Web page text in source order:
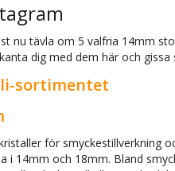
nu tävla om 5 valfria 14mm
dig med dem här och
sortimentet
för smyckestillverkning
i 14mm och 18mm. Bland